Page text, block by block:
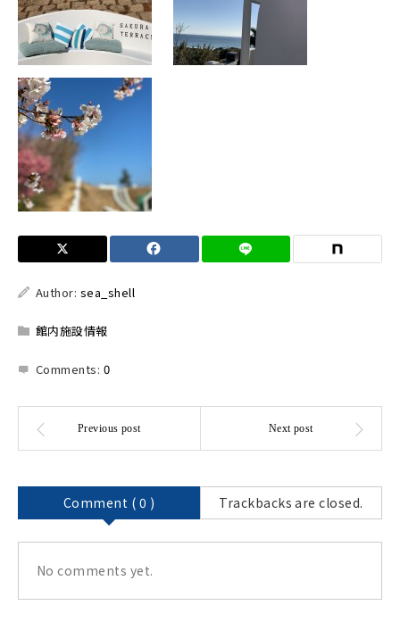
Author: sea_shell
館内施設情報
Comments: 0
Comment ( 0 ) Trackbacks are closed.
No comments yet.